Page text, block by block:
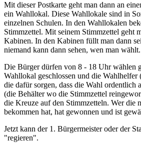
Mit dieser Postkarte geht man dann an
ein Wahllokal. Diese Wahllokale sind in
einzelnen Schulen. In den Wahllokalen
Stimmzettel. Mit seinem Stimmzettel geht
Kabinen. In den Kabinen füllt man dann
niemand kann dann sehen, wen man wählt.
Die Bürger dürfen von 8 - 18 Uhr wählen
Wahllokal geschlossen und die Wahlhelfer
die dafür sorgen, dass die Wahl ordentlich
(die Behälter wo die Stimmzettel
die Kreuze auf den Stimmzetteln. Wer die
bekommen hat, hat gewonnen und ist
Jetzt kann der 1. Bürgermeister oder der
"regieren".